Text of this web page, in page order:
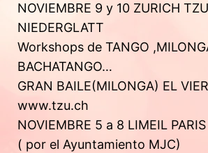
NOVIEMBRE 9 y 10 ZURICH TZU
NIEDERGLATT
Workshops de TANGO
BACHATANGO…
GRAN BAILE(MILONGA) EL
www.tzu.ch
NOVIEMBRE 5 a 8 LIMEIL PARIS
( por el Ayuntamiento MJC)